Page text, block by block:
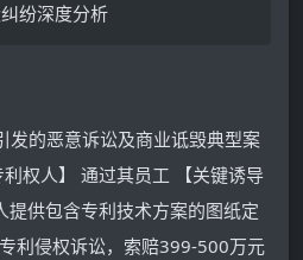
纷深度分析
发的恶意诉讼及商业诋毁典型案
权人】 通过其员工 【关键诱导
提供包含专利技术方案的图纸定
利侵权诉讼，索赔399-500万元